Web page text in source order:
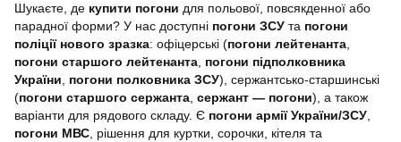
Шукаєте, де купити погони для польової, повсякденної або
парадної форми? У нас доступні погони ЗСУ та погони
поліції нового зразка: офіцерські (погони лейтенанта
погони старшого лейтенанта погони підполковника
України
погони полковника ЗСУ), сержантсько-старшинські
(погони старшого сержанта сержант — погони), а також
варіанти для рядового складу. Є погони армії України/ЗСУ
погони МВС , рішення для куртки, сорочки, кітеля та